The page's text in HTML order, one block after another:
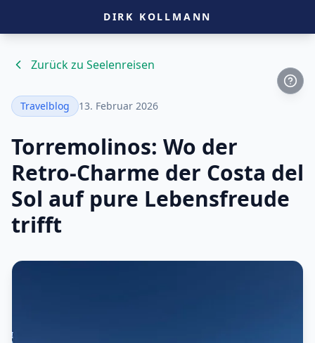
DIRK KOLLMANN
Zurück zu Seelenreisen
Travelblog 13. Februar 2026
Torremolinos: Wo der
Retro-Charme der Costa del
Sol auf pure Lebensfreude
trifft